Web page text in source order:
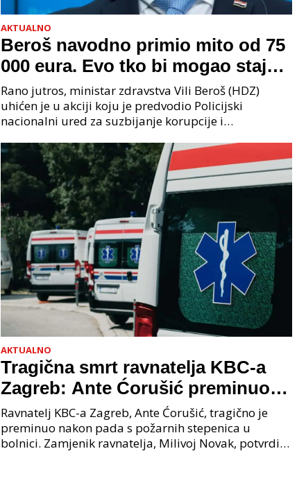
AKTUALNO
Beroš navodno primio mito od 75
000 eura. Evo tko bi mogao stajati
na čelu zločinačkog udruženja
Rano jutros, ministar zdravstva Vili Beroš (HDZ)
uhićen je u akciji koju je predvodio Policijski
nacionalni ured za suzbijanje korupcije i
priopćenju USKOK
AKTUALNO
Tragična smrt ravnatelja KBC-a
Zagreb: Ante Ćorušić preminuo
nakon pada u bolnici, policija na
mjestu događaja
Ravnatelj KBC-a Zagreb, Ante Ćorušić, tragično je
preminuo nakon pada s požarnih stepenica u
bolnici. Zamjenik ravnatelja, Milivoj Novak, potvrdio